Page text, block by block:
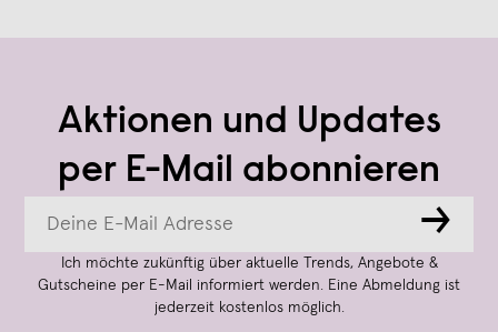
Aktionen und Updates
per E-Mail abonnieren
→
Ich möchte zukünftig über aktuelle Trends, Angebote &
Gutscheine per E-Mail informiert werden. Eine Abmeldung ist
jederzeit kostenlos möglich.